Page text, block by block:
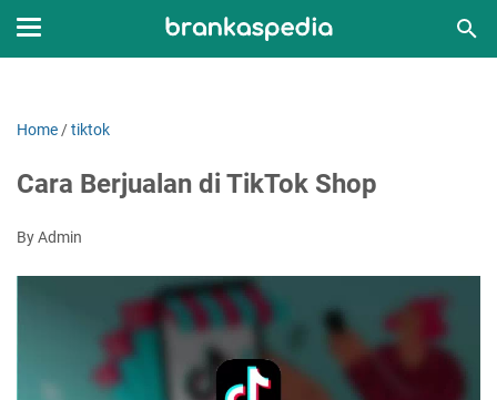
Home /tiktok
Cara Berjualan di TikTok Shop
By Admin